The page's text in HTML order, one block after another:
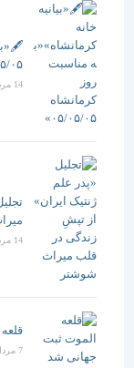
🖋️«بیانیه
۰۵/۰۵/۰۵»
/
تجلیل «پدر
میراث
14 مرداد 1405 /
قلعه
/